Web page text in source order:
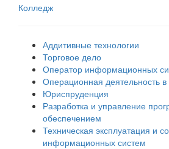
Колледж
Аддитивные технологии
Торговое дело
Оператор информационных
Операционная деятельность в
Юриспруденция
Разработка и управление
обеспечением
Техническая эксплуатация и
информационных систем